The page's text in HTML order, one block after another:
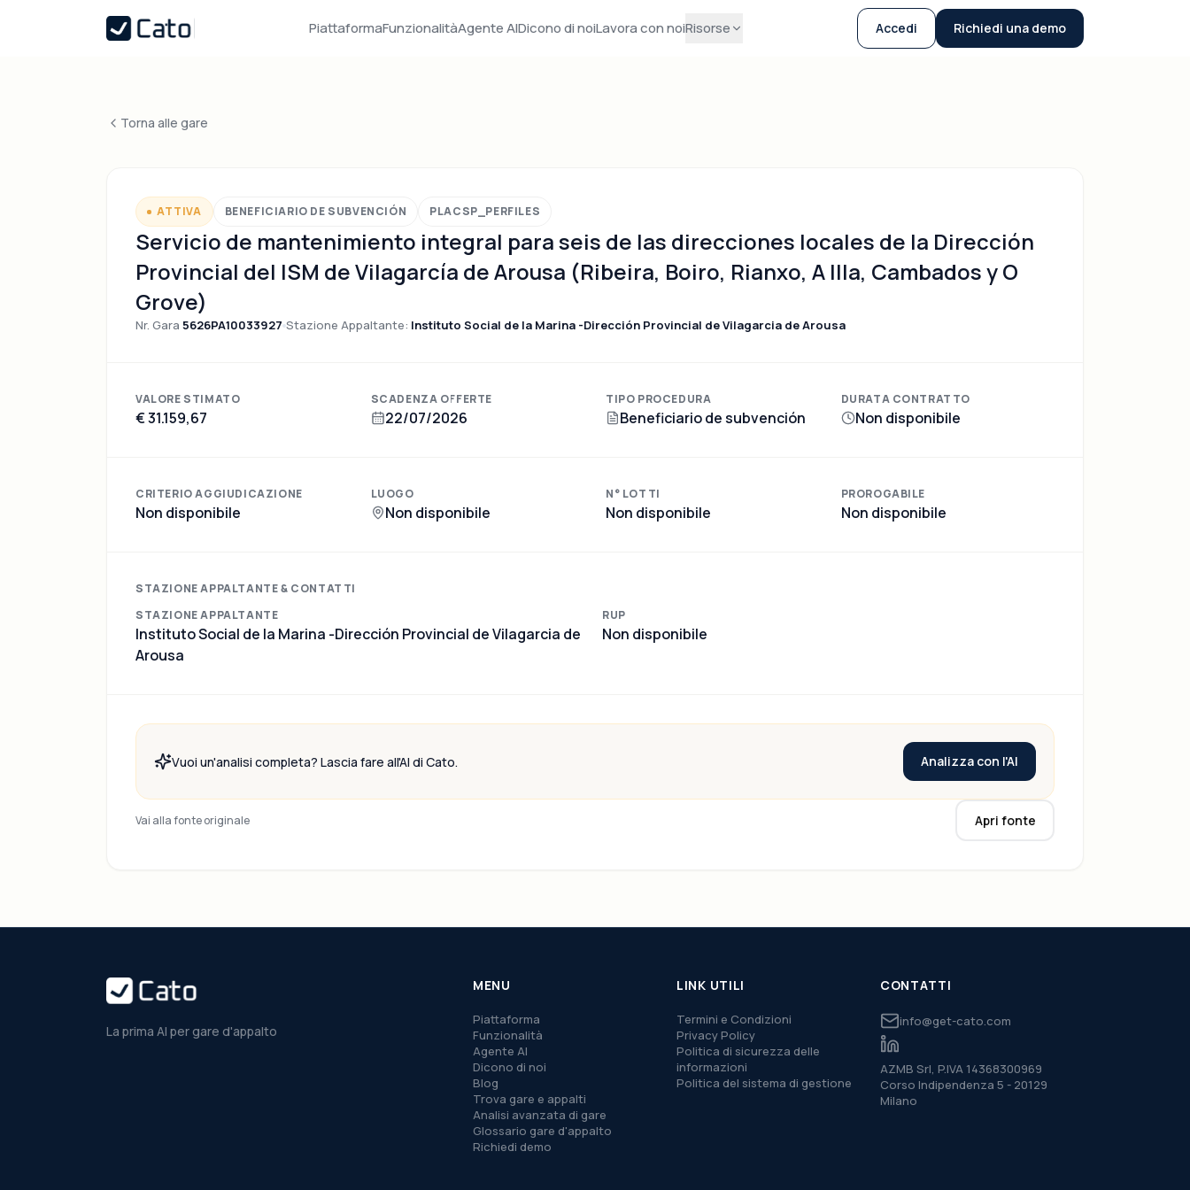
PiattaformaFunzionalitàAgente AIDicono di noiLavora con noiRisorse Accedi Richiedi una demo
Torna alle gare
ATTIVA BENEFICIARIO DE SUBVENCIÓN PLACSP_PERFILES
Servicio de mantenimiento integral para seis de las direcciones locales de la Dirección
Provincial del ISM de Vilagarcía de Arousa (Ribeira, Boiro, Rianxo, A Illa, Cambados y O
Grove)
Nr. Gara 5626PA10033927 Stazione Appaltante: Instituto Social de la Marina -Dirección Provincial de Vilagarcia de Arousa
VALORE STIMATO
€ 31.159,67
SCADENZA OFFERTE
22/07/2026
TIPO PROCEDURA
Beneficiario de subvención
DURATA CONTRATTO
Non disponibile
CRITERIO AGGIUDICAZIONE
Non disponibile
LUOGO
Non disponibile
N° LOTTI
Non disponibile
PROROGABILE
Non disponibile
STAZIONE APPALTANTE & CONTATTI
STAZIONE APPALTANTE
Instituto Social de la Marina -Dirección Provincial de Vilagarcia de
Arousa
RUP
Non disponibile
Vuoi un'analisi completa? Lascia fare all'AI di Cato. Analizza con l'AI
Vai alla fonte originale Apri fonte
La prima AI per gare d'appalto
MENU
Piattaforma
Funzionalità
Agente AI
Dicono di noi
Blog
Trova gare e appalti
Analisi avanzata di gare
Glossario gare d'appalto
Richiedi demo
LINK UTILI
Termini e Condizioni
Privacy Policy
Politica di sicurezza delle
informazioni
Politica del sistema di gestione
CONTATTI
info@get-cato.com
AZMB Srl, P.IVA 14368300969
Corso Indipendenza 5 - 20129
Milano